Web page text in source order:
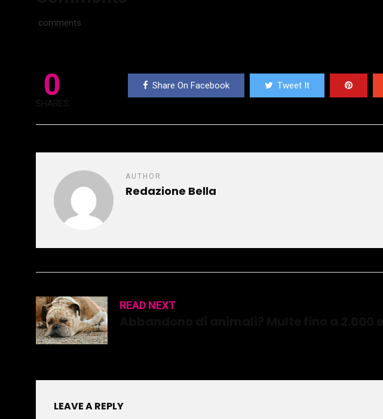
comments
0
SHARES
Share On Facebook Tweet It
AUTHOR
Redazione Bella
READ NEXT
LEAVE A REPLY